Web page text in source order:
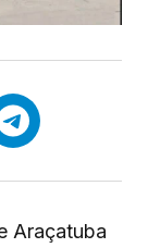
Araçatuba